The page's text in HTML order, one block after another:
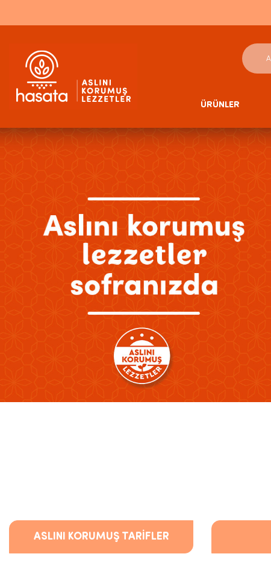
ÜRÜNLER
ASLINI KORUMUŞ TARİFLER